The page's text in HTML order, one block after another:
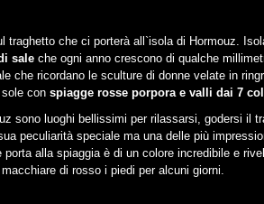
traghetto che ci porterà all`isola di Hormouz.
sale che ogni anno crescono di qualche
che ricordano le sculture di donne velate in
con spiagge rosse porpora e valli dai 7
sono luoghi bellissimi per rilassarsi, godersi il
peculiarità speciale ma una delle più
alla spiaggia è di un colore incredibile e
di rosso i piedi per alcuni giorni.